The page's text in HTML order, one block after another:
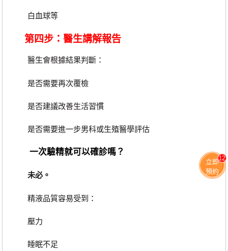
白血球等
第四步：醫生講解報告
醫生會根據結果判斷：
是否需要再次覆檢
是否建議改善生活習慣
是否需要進一步男科或生殖醫學評估
一次驗精就可以確診嗎？
未必。
精液品質容易受到：
壓力
睡眠不足
立即
預約
12